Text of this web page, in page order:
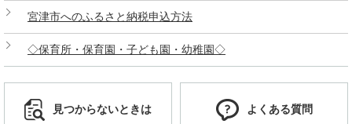
宮津市へのふるさと納税申込方法
◇保育所・保育園・子ども園・幼稚園◇
見つからないときは よくある質問